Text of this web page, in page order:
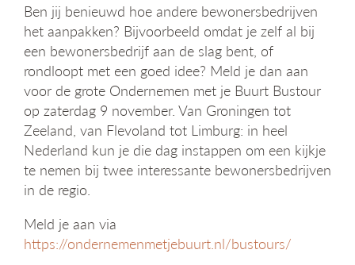
e
n
v
t
i
Ben jij benieuwd hoe andere bewonersbedrijven
het aanpakken? Bijvoorbeeld omdat je zelf al bij
een bewonersbedrijf aan de slag bent, of
rondloopt met een goed idee? Meld je dan aan
voor de grote Ondernemen met je Buurt Bustour
op zaterdag 9 november. Van Groningen tot
Zeeland, van Flevoland tot Limburg: in heel
Nederland kun je die dag instappen om een kijkje
te nemen bij twee interessante bewonersbedrijven
in de regio.
Meld je aan via
https://ondernemenmetjebuurt.nl/bustours/